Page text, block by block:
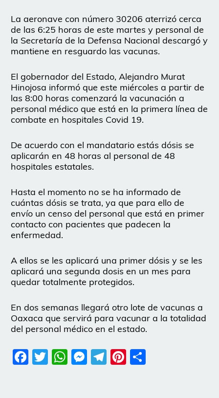
La aeronave con número 30206 aterrizó cerca
de las 6:25 horas de este martes y personal de
la Secretaría de la Defensa Nacional descargó y
mantiene en resguardo las vacunas.
El gobernador del Estado, Alejandro Murat
Hinojosa informó que este miércoles a partir de
las 8:00 horas comenzará la vacunación a
personal médico que está en la primera línea de
combate en hospitales Covid 19.
De acuerdo con el mandatario estás dósis se
aplicarán en 48 horas al personal de 48
hospitales estatales.
Hasta el momento no se ha informado de
cuántas dósis se trata, ya que para ello de
envío un censo del personal que está en primer
contacto con pacientes que padecen la
enfermedad.
A ellos se les aplicará una primer dósis y se les
aplicará una segunda dosis en un mes para
quedar totalmente protegidos.
En dos semanas llegará otro lote de vacunas a
Oaxaca que servirá para vacunar a la totalidad
del personal médico en el estado.
Facebook
Twitter
WhatsApp
Messenger
Telegram
Pinterest